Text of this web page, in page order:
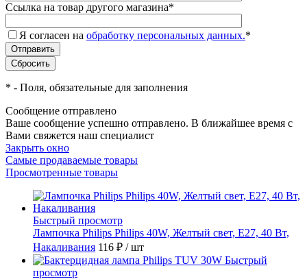
Ссылка на товар другого магазина*
Я согласен на обработку персональных данных.*
* - Поля, обязательные для заполнения
Сообщение отправлено
Ваше сообщение успешно отправлено. В ближайшее время с
Вами свяжется наш специалист
Закрыть окно
Самые продаваемые товары
Просмотренные товары
Быстрый просмотр
Лампочка Philips Philips 40W, Желтый свет, E27, 40 Вт,
Накаливания 116 ₽ / шт
Быстрый
просмотр